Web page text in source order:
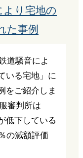
より宅地の
た事例
道騒音によ
いる宅地」に
をご紹介しま
審判所は
低下している
の減額評価